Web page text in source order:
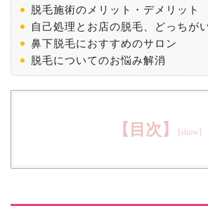
脱毛施術のメリット・デメリット
自己処理とお店の脱毛、どっちが
鼻下脱毛におすすめのサロン
脱毛についてのお悩み解消
【目次】